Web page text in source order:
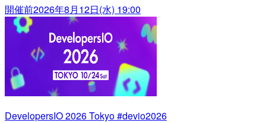
開催前2026年8月12日(水) 19:00
DevelopersIO 2026 Tokyo #devio2026